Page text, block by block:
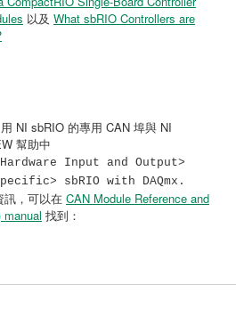
以及 What sbRIO Controllers are
NI sbRIO 的專用 CAN 埠與 NI
幫助中
Input and Output>
sbRIO with DAQmx.
訊，可以在 CAN Module Reference and
找到：